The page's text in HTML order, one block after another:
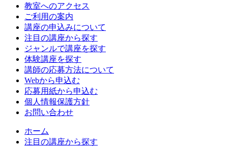
教室へのアクセス
ご利用の案内
講座の申込みについて
注目の講座から探す
ジャンルで講座を探す
体験講座を探す
講師の応募方法について
Webから申込む
応募用紙から申込む
個人情報保護方針
お問い合わせ
ホーム
注目の講座から探す